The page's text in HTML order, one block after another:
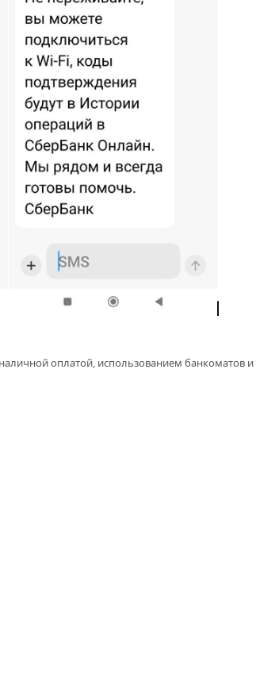
оплатой, использованием банкоматов и